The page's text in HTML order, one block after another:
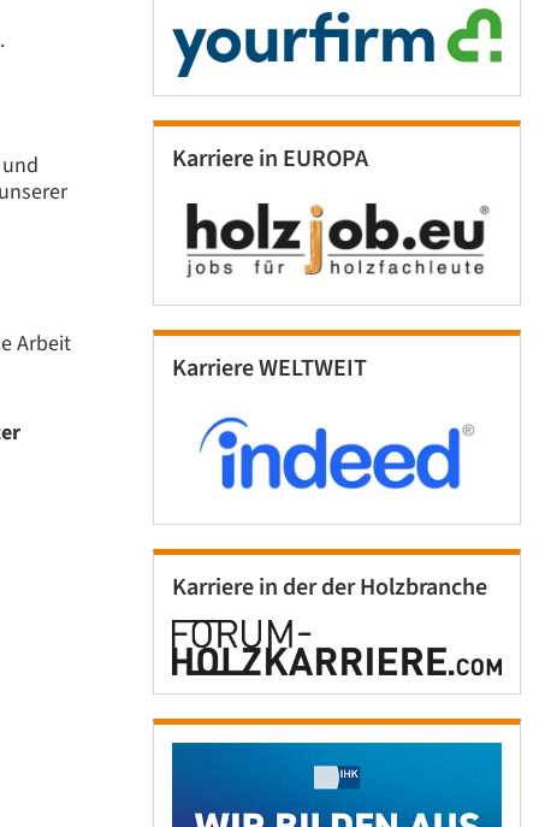
unserer
Arbeit
Karriere in EUROPA
Karriere WELTWEIT
Karriere in der der Holzbranche